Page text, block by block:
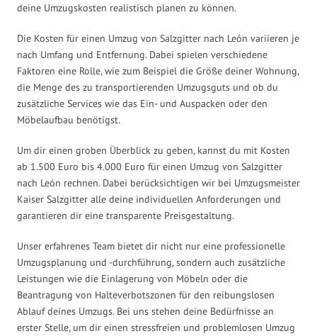
deine Umzugskosten realistisch planen zu können.
Die Kosten für einen Umzug von Salzgitter nach León variieren je
nach Umfang und Entfernung. Dabei spielen verschiedene
Faktoren eine Rolle, wie zum Beispiel die Größe deiner Wohnung,
die Menge des zu transportierenden Umzugsguts und ob du
zusätzliche Services wie das Ein- und Auspacken oder den
Möbelaufbau benötigst.
Um dir einen groben Überblick zu geben, kannst du mit Kosten
ab 1.500 Euro bis 4.000 Euro für einen Umzug von Salzgitter
nach León rechnen. Dabei berücksichtigen wir bei Umzugsmeister
Kaiser Salzgitter alle deine individuellen Anforderungen und
garantieren dir eine transparente Preisgestaltung.
Unser erfahrenes Team bietet dir nicht nur eine professionelle
Umzugsplanung und -durchführung, sondern auch zusätzliche
Leistungen wie die Einlagerung von Möbeln oder die
Beantragung von Halteverbotszonen für den reibungslosen
Ablauf deines Umzugs. Bei uns stehen deine Bedürfnisse an
erster Stelle, um dir einen stressfreien und problemlosen Umzug